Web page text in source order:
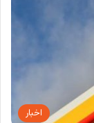
اخبار